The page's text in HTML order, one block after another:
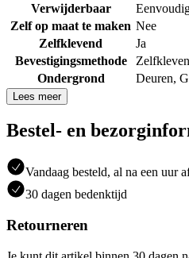
Verwijderbaar
Zelf op maat te maken Nee
Zelfklevend
Ja
Bevestigingsmethode
Ondergrond
Deuren,
Lees meer
Bestel- en
Vandaag besteld, al na een uur
30 dagen bedenktijd
Retourneren